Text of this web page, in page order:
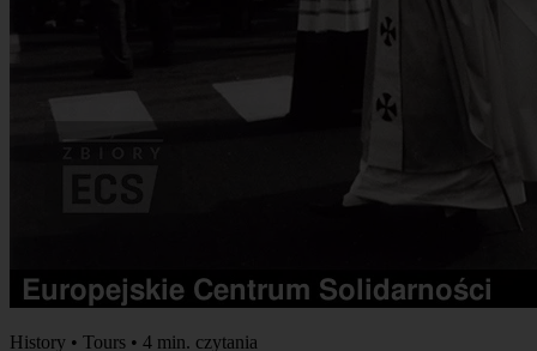
Podążaj śladami Jana Pawła II w Warszawie. Zobacz miejsce
słynnej mszy z 1979 roku, klasztor Urszulanek oraz ważne punkty
Zobacz wszystkie artykuły
Nasi klienci mówią o nas